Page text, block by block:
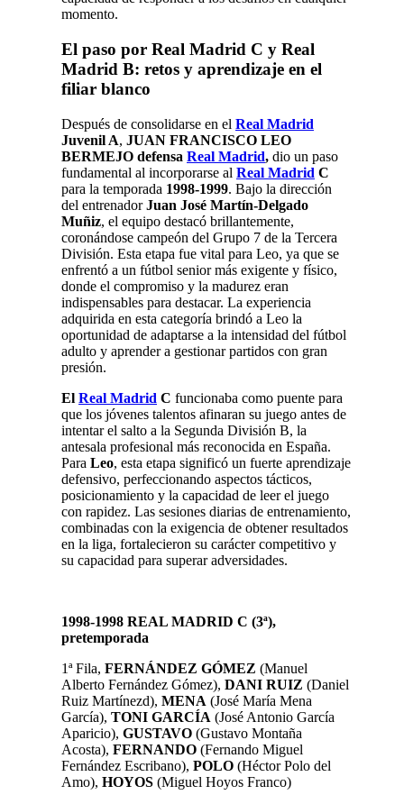
momento.
El paso por Real Madrid C y Real
Madrid B: retos y aprendizaje en el
filiar blanco
Después de consolidarse en el Real Madrid
Juvenil A, JUAN FRANCISCO LEO
BERMEJO defensa Real Madrid, dio un paso
fundamental al incorporarse al Real Madrid C
para la temporada 1998-1999. Bajo la dirección
del entrenadorJuan José Martín-Delgado
Muñiz, el equipo destacó brillantemente,
coronándose campeón del Grupo 7 de la Tercera
División. Esta etapa fue vital para Leo, ya que se
enfrentó a un fútbol senior más exigente y físico,
donde el compromiso y la madurez eran
indispensables para destacar. La experiencia
adquirida en esta categoría brindó a Leo la
oportunidad de adaptarse a la intensidad del fútbol
adulto y aprender a gestionar partidos con gran
presión.
​El Real Madrid C funcionaba como puente para
que los jóvenes talentos afinaran su juego antes de
intentar el salto a la Segunda División B, la
antesala profesional más reconocida en España.
Para Leo, esta etapa significó un fuerte aprendizaje
defensivo, perfeccionando aspectos tácticos,
posicionamiento y la capacidad de leer el juego
con rapidez. Las sesiones diarias de entrenamiento,
combinadas con la exigencia de obtener resultados
en la liga, fortalecieron su carácter competitivo y
su capacidad para superar adversidades.
1998-1998 REAL MADRID C (3ª),
pretemporada
1ª Fila, FERNÁNDEZ GÓMEZ (Manuel
Alberto Fernández Gómez), DANI RUIZ (Daniel
Ruiz Martínezd), MENA (José María Mena
García), TONI GARCÍA (José Antonio García
Aparicio), GUSTAVO (Gustavo Montaña
Acosta), FERNANDO (Fernando Miguel
Fernández Escribano), POLO (Héctor Polo del
Amo), HOYOS (Miguel Hoyos Franco)